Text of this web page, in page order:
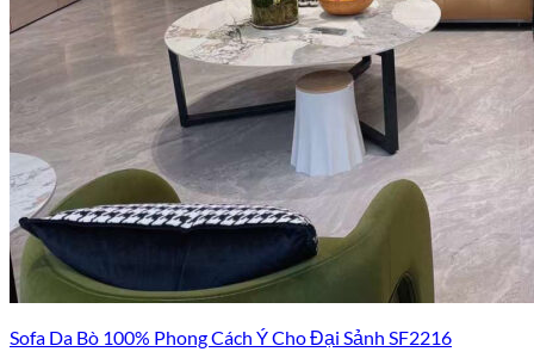
Sofa Da Bò 100% Phong Cách Ý Cho Đại Sảnh SF2216